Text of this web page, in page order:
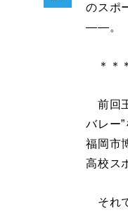
のスポ
――。
＊＊＊
前回
バレー
福岡市
高校ス
それ